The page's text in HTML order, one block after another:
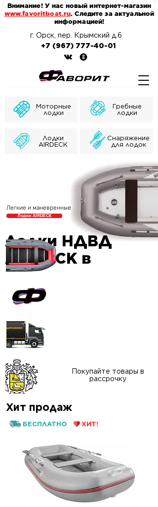
г. Орск, пер. Крымский д.6
+7 (967) 777-40-01
Внимание! У нас новый интернет-магазин
www.favoritboat.ru. Следите за актуальной
информацией!
Моторные
лодки
Гребные
лодки
Лодки
AIRDECK
Снаряжение
для лодок
Легкие и маневренные
Лодки AIRDECK
Лодки НДВД
AIRDECK в
Гарантия
Покупайте товары в
рассрочку
Хит продаж
БЕСПЛАТНО ХИТ!